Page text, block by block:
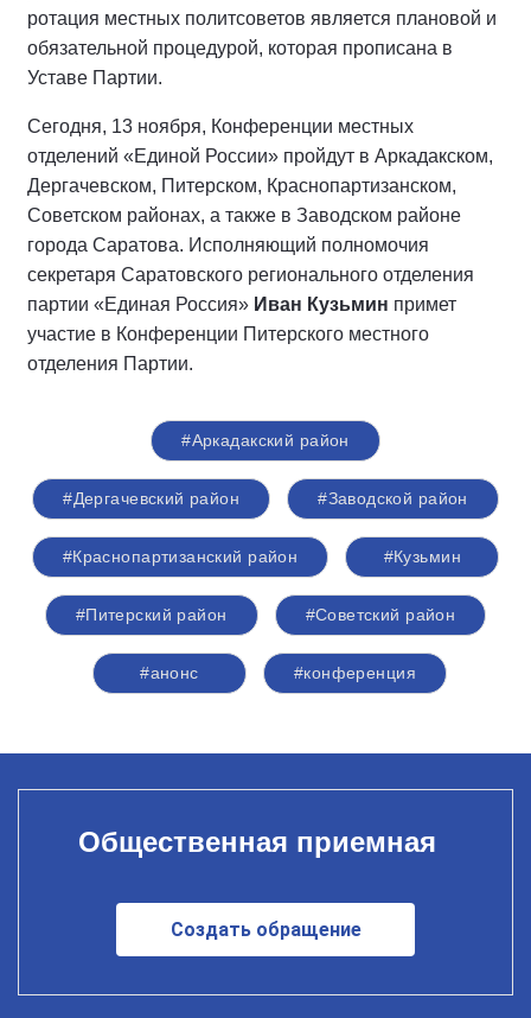
ротация местных политсоветов является плановой и
обязательной процедурой, которая прописана в
Уставе Партии.
Сегодня, 13 ноября, Конференции местных
отделений «Единой России» пройдут в Аркадакском,
Дергачевском, Питерском, Краснопартизанском,
Советском районах, а также в Заводском районе
города Саратова. Исполняющий полномочия
секретаря Саратовского регионального отделения
партии «Единая Россия» Иван Кузьмин примет
участие в Конференции Питерского местного
отделения Партии.
#Аркадакский район
#Дергачевский район #Заводской район
#Краснопартизанский район #Кузьмин
#Питерский район #Советский район
#анонс #конференция
Общественная приемная
Создать обращение